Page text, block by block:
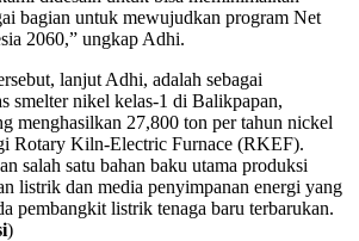
bagian untuk mewujudkan program Net
2060,” ungkap Adhi.
lanjut Adhi, adalah sebagai
smelter nikel kelas-1 di Balikpapan,
menghasilkan 27,800 ton per tahun nickel
Rotary Kiln-Electric Furnace (RKEF).
salah satu bahan baku utama produksi
listrik dan media penyimpanan energi yang
pembangkit listrik tenaga baru terbarukan.
)